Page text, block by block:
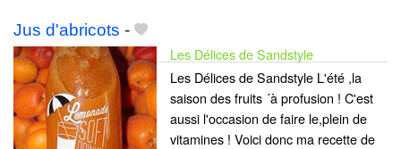
Jus d'abricots -
Les Délices de Sandstyle
Les Délices de Sandstyle L'été ,la
saison des fruits ´à profusion ! C'est
aussi l'occasion de faire le,plein de
vitamines ! Voici donc ma recette de